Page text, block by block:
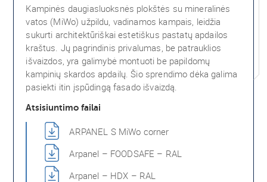
Kampinės daugiasluoksnės plokštės su mineralinės
vatos (MiWo) užpildu, vadinamos kampais, leidžia
sukurti architektūriškai estetiškus pastatų apdailos
kraštus. Jų pagrindinis privalumas, be patrauklios
išvaizdos, yra galimybė montuoti be papildomų
kampinių skardos apdailų. Šio sprendimo dėka galima
pasiekti itin įspūdingą fasado išvaizdą.
Atsisiuntimo failai
ARPANEL S MiWo corner
Arpanel – FOODSAFE – RAL
Arpanel – HDX – RAL